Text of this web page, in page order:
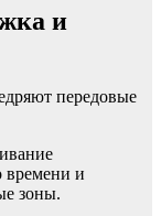
и
передовые
времени и
зоны.